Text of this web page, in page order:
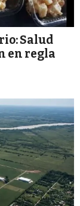
Salud
en regla